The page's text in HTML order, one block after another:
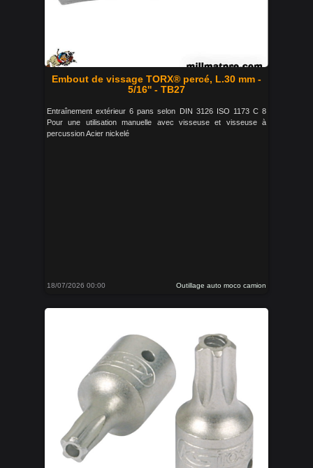
Embout de vissage TORX® percé, L.30 mm -
5/16'' - TB27
Entraînement extérieur 6 pans selon DIN 3126 ISO 1173 C 8
Pour une utilisation manuelle avec visseuse et visseuse à
percussion Acier nickelé
18/07/2026 00:00 Outillage auto moco camion